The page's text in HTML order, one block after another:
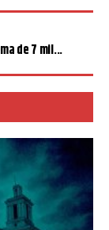
de 7 mil...